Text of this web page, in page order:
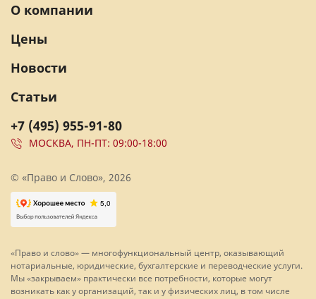
+7 (495) 955-91-80
МОСКВА, ПН-ПТ: 09:00-18:00
О компании
Цены
Новости
Статьи
© «Право и Слово», 2026
«Право и слово» — многофункциональный центр, оказывающий
нотариальные, юридические, бухгалтерские и переводческие услуги.
Мы «закрываем» практически все потребности, которые могут
возникать как у организаций, так и у физических лиц, в том числе